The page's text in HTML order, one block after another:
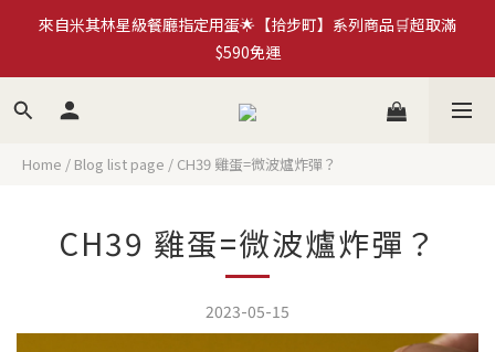
加入拾步町LINE好友💰現領現用官網優惠券$50
$590免運
臺南蛋品×HMM｜循環再生蛋殼筆計畫🍀永續蛋殼原子筆
《more...》
加入拾步町LINE好友💰現領現用官網優惠券$50
Home / Blog list page / CH39 雞蛋=微波爐炸彈？
CH39 雞蛋=微波爐炸彈？
2023-05-15